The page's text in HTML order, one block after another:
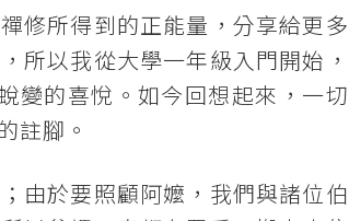
修所得到的正能量，分享給更多
所以我從大學一年級入門開始，
變的喜悅。如今回想起來，一切
註腳。
由於要照顧阿嬤，我們與諸位伯